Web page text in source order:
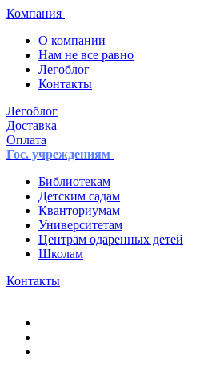
Компания
О компании
Нам не все равно
Легоблог
Контакты
Легоблог
Доставка
Оплата
Гос. учреждениям
Библиотекам
Детским садам
Кванториумам
Университетам
Центрам одаренных детей
Школам
Контакты